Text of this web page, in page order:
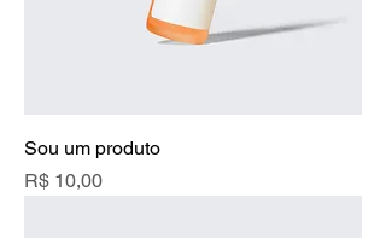
Sou um produto
Preço
R$ 10,00